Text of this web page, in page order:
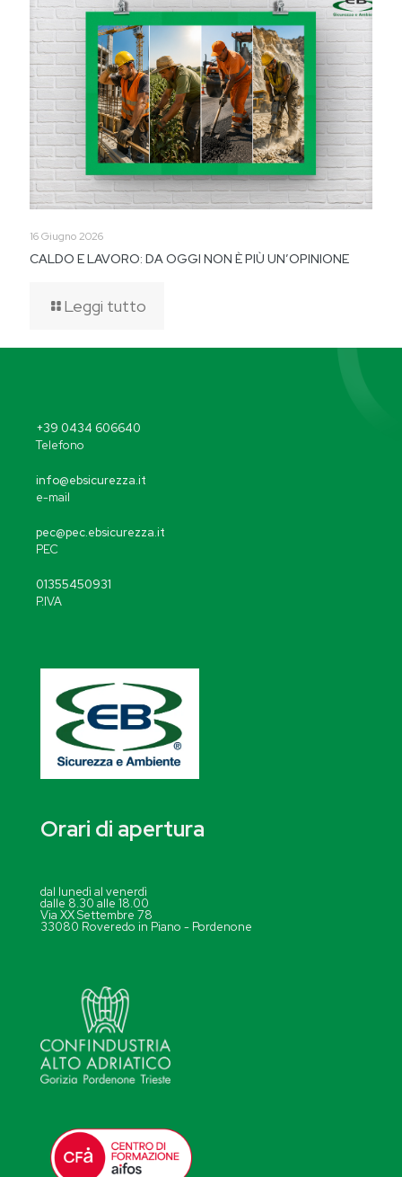
16 Giugno 2026
CALDO E LAVORO: DA OGGI NON È PIÙ UN’OPINIONE
Leggi tutto
+39 0434 606640
Telefono
info@ebsicurezza.it
e-mail
pec@pec.ebsicurezza.it
PEC
01355450931
P.IVA
Orari di apertura
dal lunedì al venerdì
dalle 8.30 alle 18.00
Via XX Settembre 78
33080 Roveredo in Piano - Pordenone